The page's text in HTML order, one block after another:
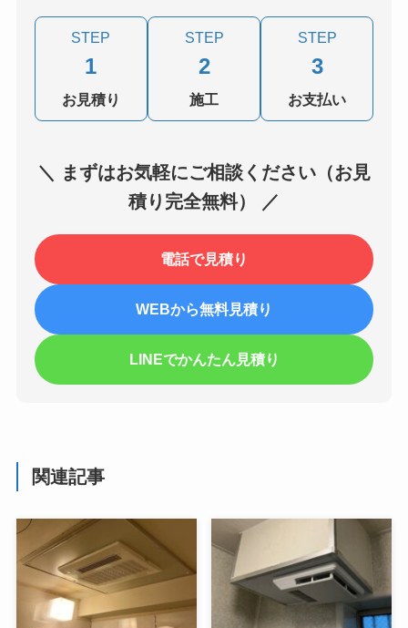
STEP
1
お見積り
STEP
2
施工
STEP
3
お支払い
＼ まずはお気軽にご相談ください（お見
積り完全無料） ／
電話で見積り
WEBから無料見積り
LINEでかんたん見積り
関連記事